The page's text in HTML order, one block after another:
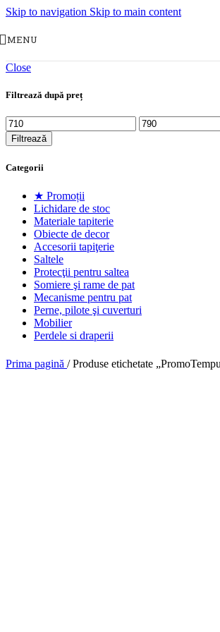
Skip to navigation Skip to main content
MENU
Close
Filtrează după preț
Preț
minim
Preț
maxim
Filtrează
Categorii
★ Promoții
Lichidare de stoc
Materiale tapiterie
Obiecte de decor
Accesorii tapiţerie
Saltele
Protecţii pentru saltea
Somiere şi rame de pat
Mecanisme pentru pat
Perne, pilote şi cuverturi
Mobilier
Perdele si draperii
Prima pagină / Produse etichetate